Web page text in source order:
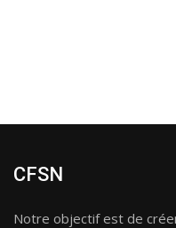
CFSN
Notre objectif est de